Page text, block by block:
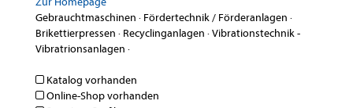
Gebrauchtmaschinen · Fördertechnik / Förderanlagen ·
Brikettierpressen · Recyclinganlagen ·Vibrationstechnik -
Vibratrionsanlagen ·
Katalog vorhanden
Online-Shop vorhanden